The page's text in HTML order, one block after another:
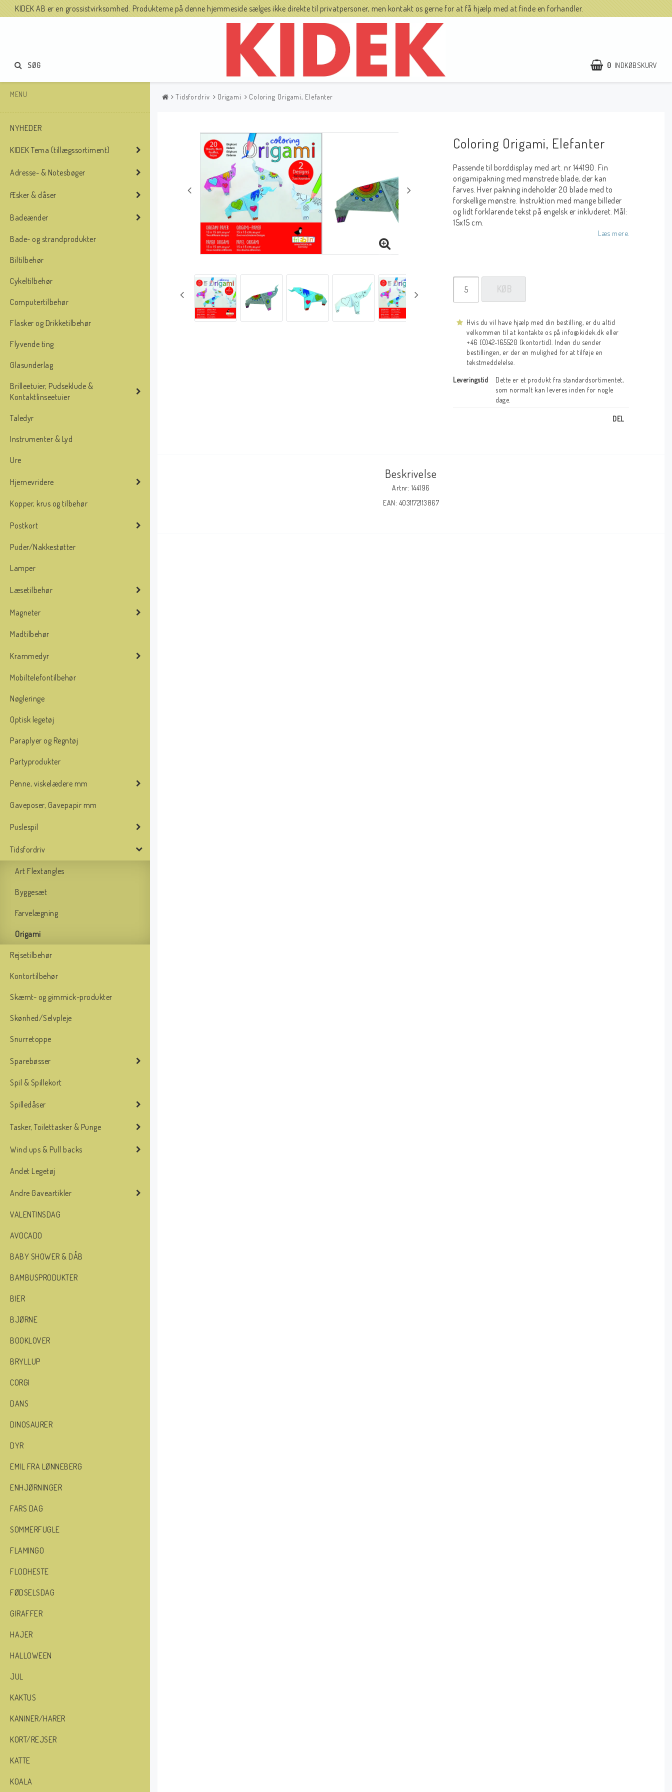
KIDEK AB er en grossistvirksomhed. Produkterne på denne hjemmeside sælges ikke direkte til privatpersoner, men kontakt os gerne for at få hjælp med at finde en forhandler.
0 INDKØBSKURV
SØG
MENU
NYHEDER
KIDEK Tema (tillægssortiment)
Adresse- & Notesbøger
Æsker & dåser
Badeænder
Bade- og strandprodukter
Biltilbehør
Cykeltilbehør
Computertilbehør
Flasker og Drikketilbehør
Flyvende ting
Glasunderlag
Brilleetuier, Pudseklude &
Kontaktlinseetuier
Taledyr
Instrumenter & Lyd
Ure
Hjernevridere
Kopper, krus og tilbehør
Postkort
Puder/Nakkestøtter
Lamper
Læsetilbehør
Magneter
Madtilbehør
Krammedyr
Mobiltelefontilbehør
Nøgleringe
Optisk legetøj
Paraplyer og Regntøj
Partyprodukter
Penne, viskelædere mm
Gaveposer, Gavepapir mm
Puslespil
Tidsfordriv
Art Flextangles
Byggesæt
Farvelægning
Origami
Rejsetilbehør
Kontortilbehør
Skæmt- og gimmick-produkter
Skønhed/Selvpleje
Snurretoppe
Sparebøsser
Spil & Spillekort
Spilledåser
Tasker, Toilettasker & Punge
Wind ups & Pull backs
Andet Legetøj
Andre Gaveartikler
VALENTINSDAG
AVOCADO
BABY SHOWER & DÅB
BAMBUSPRODUKTER
BIER
BJØRNE
BOOKLOVER
BRYLLUP
CORGI
DANS
DINOSAURER
DYR
EMIL FRA LØNNEBERG
ENHJØRNINGER
FARS DAG
SOMMERFUGLE
FLAMINGO
FLODHESTE
FØDSELSDAG
GIRAFFER
HAJER
HALLOWEEN
JUL
KAKTUS
KANINER/HARER
KORT/REJSER
KATTE
KOALA
Tidsfordriv Origami Coloring Origami, Elefanter
Coloring Origami, Elefanter
Passende til borddisplay med art. nr 144190. Fin
origamipakning med mønstrede blade, der kan
farves. Hver pakning indeholder 20 blade med to
forskellige mønstre. Instruktion med mange billeder
og lidt forklarende tekst på engelsk er inkluderet. Mål:
15x15 cm.
Læs mere.
KØB
Hvis du vil have hjælp med din bestilling, er du altid
velkommen til at kontakte os på info@kidek.dk eller
+46 (0)42-165520 (kontortid). Inden du sender
bestillingen, er der en mulighed for at tilføje en
tekstmeddelelse.
Leveringstid
Dette er et produkt fra standardsortimentet,
som normalt kan leveres inden for nogle
dage.
DEL
Beskrivelse
Artnr: 144196
EAN: 4031172113867